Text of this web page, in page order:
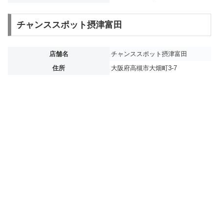
チャンススポット摂津富田
店舗名
チャンススポット摂津富田
住所
大阪府高槻市大畑町3-7